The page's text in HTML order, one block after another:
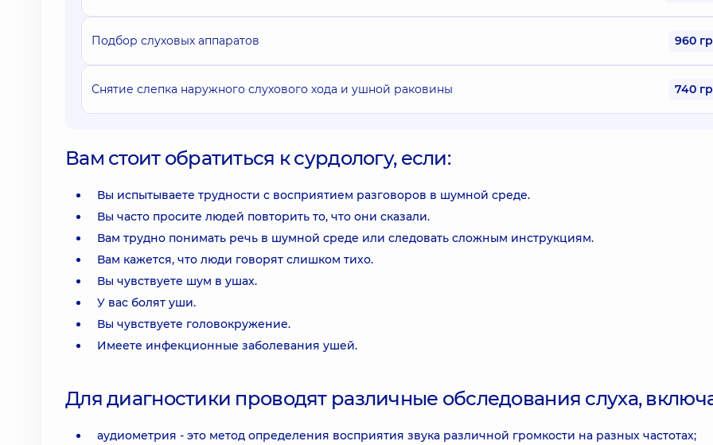
Подбор слуховых аппаратов 960
Снятие слепка наружного слухового хода и ушной раковины 740
Вам стоит обратиться к сурдологу, если:
Вы испытываете трудности с восприятием разговоров в шумной среде.
Вы часто просите людей повторить то, что они сказали.
Вам трудно понимать речь в шумной среде или следовать сложным инструкциям.
Вам кажется, что люди говорят слишком тихо.
Вы чувствуете шум в ушах.
У вас болят уши.
Вы чувствуете головокружение.
Имеете инфекционные заболевания ушей.
Для диагностики проводят различные обследования слуха,
аудиометрия - это метод определения восприятия звука различной громкости на разных частотах;